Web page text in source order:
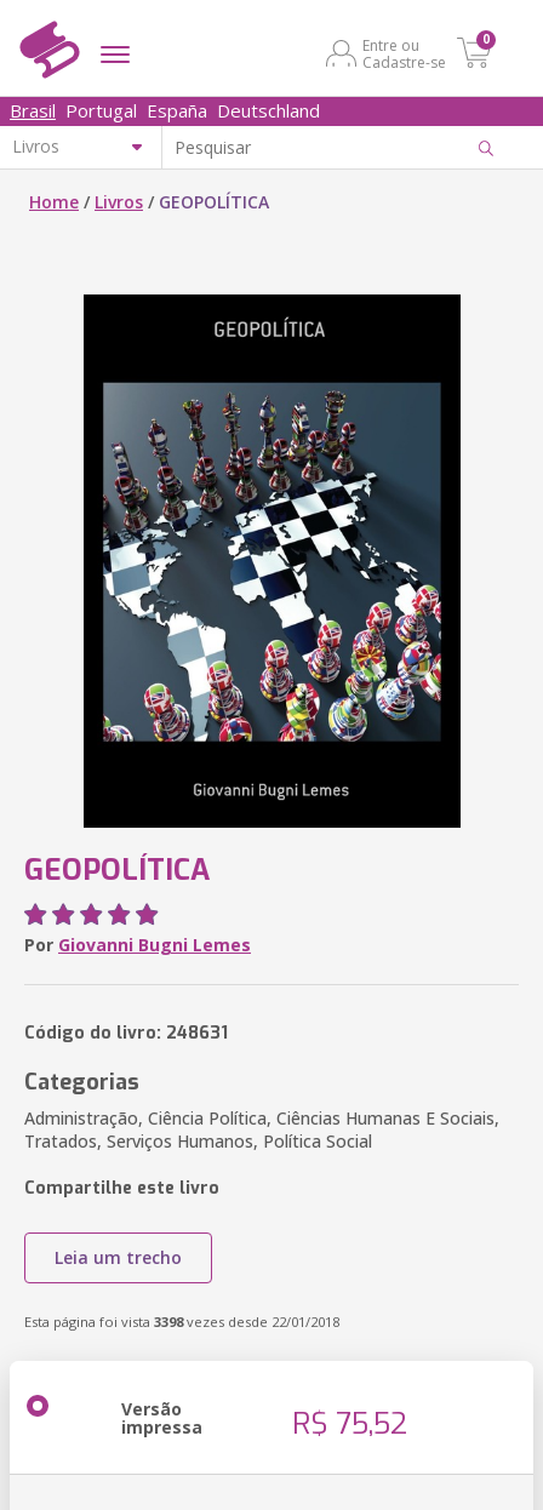
Entre ou
Cadastre-se
0
Brasil Portugal España Deutschland
Home / Livros / GEOPOLÍTICA
GEOPOLÍTICA
Por Giovanni Bugni Lemes
Código do livro: 248631
Categorias
Administração, Ciência Política, Ciências Humanas E Sociais,
Tratados, Serviços Humanos, Política Social
Compartilhe este livro
Leia um trecho
Esta página foi vista 3398vezes desde 22/01/2018
Versão
impressa R$ 75,52